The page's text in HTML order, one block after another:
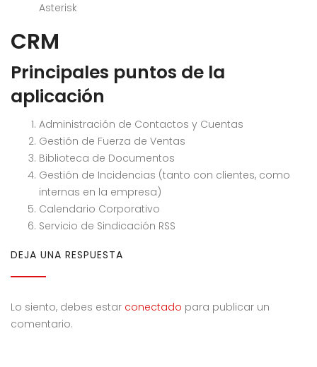
Asterisk
CRM
Principales puntos de la
aplicación
Administración de Contactos y Cuentas
Gestión de Fuerza de Ventas
Biblioteca de Documentos
Gestión de Incidencias (tanto con clientes, como
internas en la empresa)
Calendario Corporativo
Servicio de Sindicación RSS
DEJA UNA RESPUESTA
Lo siento, debes estar conectado para publicar un
comentario.